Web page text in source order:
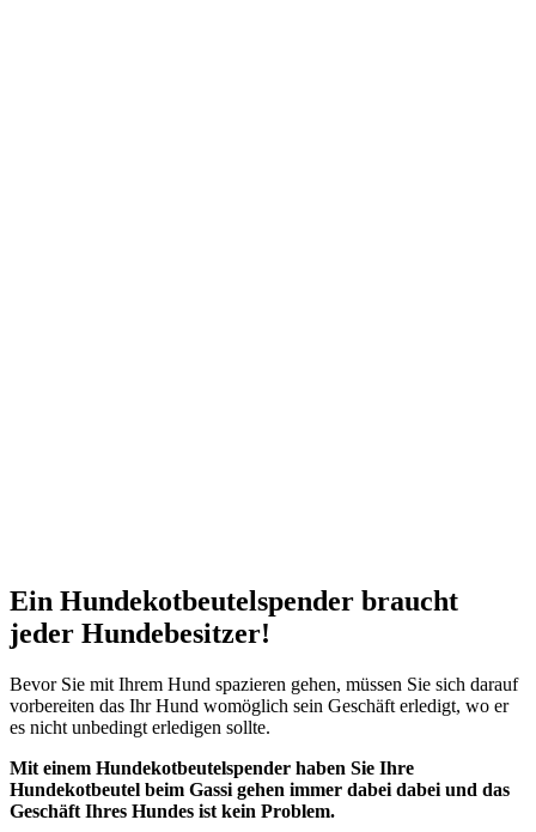
Ein Hundekotbeutelspender braucht
jeder Hundebesitzer!
Bevor Sie mit Ihrem Hund spazieren gehen, müssen Sie sich darauf
vorbereiten das Ihr Hund womöglich sein Geschäft erledigt, wo er
es nicht unbedingt erledigen sollte.
Mit einem Hundekotbeutelspender haben Sie Ihre
Hundekotbeutel beim Gassi gehen immer dabei dabei und das
Geschäft Ihres Hundes ist kein Problem.